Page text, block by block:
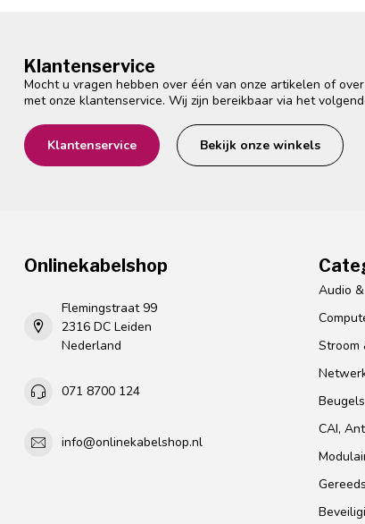
Klantenservice
Mocht u vragen hebben over één van onze artikelen of
met onze klantenservice. Wij zijn bereikbaar via het
Klantenservice Bekijk onze winkels
Onlinekabelshop
Flemingstraat 99
2316 DC Leiden
Nederland
071 8700 124
info@onlinekabelshop.nl
Audio
Stroom
CAI,